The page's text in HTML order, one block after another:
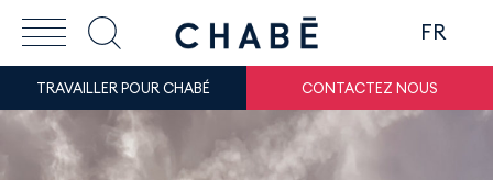
FR
TRAVAILLER POUR CHABÉ CONTACTEZ NOUS